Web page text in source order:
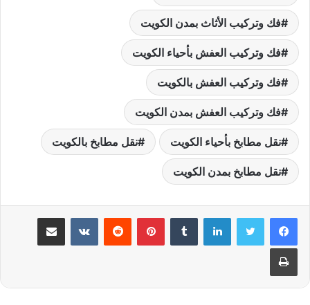
فك وتركيب الأثاث بمدن الكويت
فك وتركيب العفش بأحياء الكويت
فك وتركيب العفش بالكويت
فك وتركيب العفش بمدن الكويت
نقل مطابخ بأحياء الكويت نقل مطابخ بالكويت
نقل مطابخ بمدن الكويت
لينكدإن بينتيريست مشاركة عبر البريد
طباعة